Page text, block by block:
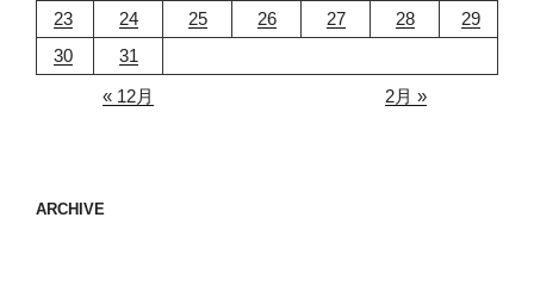
23
24 25 26 27 28
29
30
31
« 12月
2月 »
ARCHIVE